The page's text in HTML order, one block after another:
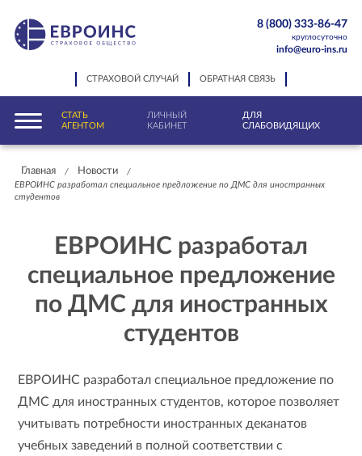
СТРАХОВОЙ СЛУЧАЙ ОБРАТНАЯ СВЯЗЬ
8 (800) 333-86-47
круглосуточно
info@euro-ins.ru
СТАТЬ
АГЕНТОМ
ЛИЧНЫЙ
КАБИНЕТ
ДЛЯ
СЛАБОВИДЯЩИХ
Главная / Новости
/
ЕВРОИНС разработал специальное предложение по ДМС для иностранных
студентов
ЕВРОИНС разработал
специальное предложение
по ДМС для иностранных
студентов
ЕВРОИНС разработал специальное предложение по
ДМС для иностранных студентов, которое позволяет
учитывать потребности иностранных деканатов
учебных заведений в полной соответствии с